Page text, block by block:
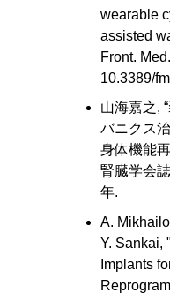
wearable
assisted
Front.
10.3389/
山海嘉之,
バニクス
身体機能
腎臓学会
年.
A.
Y. Sankai,
Implants